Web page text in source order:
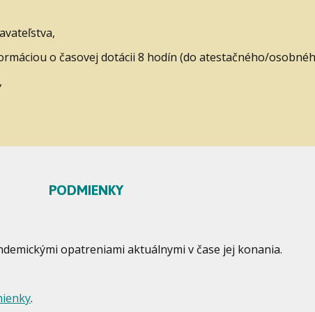
o časovej dotácii 8 hodín (do atestačného/
PODMIENKY
opatreniami aktuálnymi v čase jej konania.
.